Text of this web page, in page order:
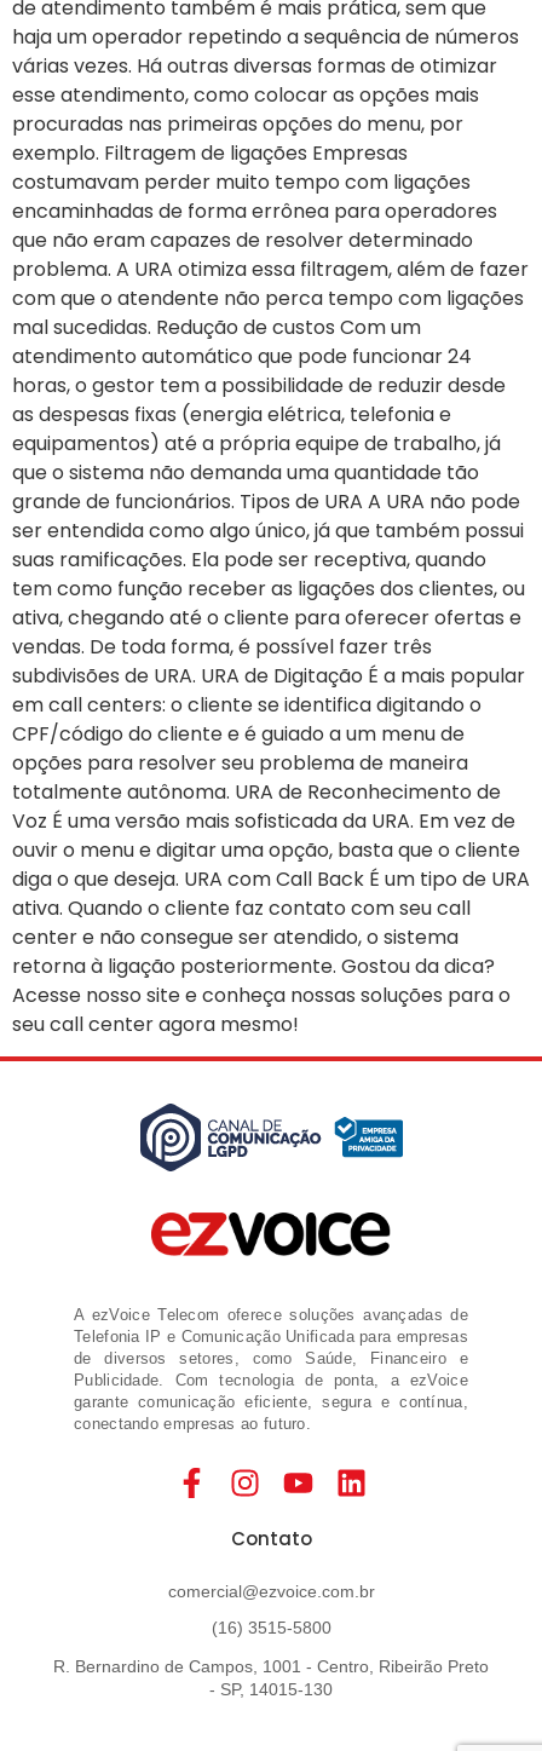
de atendimento também é mais prática, sem que
haja um operador repetindo a sequência de números
várias vezes. Há outras diversas formas de otimizar
esse atendimento, como colocar as opções mais
procuradas nas primeiras opções do menu, por
exemplo. Filtragem de ligações Empresas
costumavam perder muito tempo com ligações
encaminhadas de forma errônea para operadores
que não eram capazes de resolver determinado
problema. A URA otimiza essa filtragem, além de fazer
com que o atendente não perca tempo com ligações
mal sucedidas. Redução de custos Com um
atendimento automático que pode funcionar 24
horas, o gestor tem a possibilidade de reduzir desde
as despesas fixas (energia elétrica, telefonia e
equipamentos) até a própria equipe de trabalho, já
que o sistema não demanda uma quantidade tão
grande de funcionários. Tipos de URA A URA não pode
ser entendida como algo único, já que também possui
suas ramificações. Ela pode ser receptiva, quando
tem como função receber as ligações dos clientes, ou
ativa, chegando até o cliente para oferecer ofertas e
vendas. De toda forma, é possível fazer três
subdivisões de URA. URA de Digitação É a mais popular
em call centers: o cliente se identifica digitando o
CPF/código do cliente e é guiado a um menu de
opções para resolver seu problema de maneira
totalmente autônoma. URA de Reconhecimento de
Voz É uma versão mais sofisticada da URA. Em vez de
ouvir o menu e digitar uma opção, basta que o cliente
diga o que deseja. URA com Call Back É um tipo de URA
ativa. Quando o cliente faz contato com seu call
center e não consegue ser atendido, o sistema
retorna à ligação posteriormente. Gostou da dica?
Acesse nosso site e conheça nossas soluções para o
seu call center agora mesmo!
A ezVoice Telecom oferece soluções avançadas de
Telefonia IP e Comunicação Unificada para empresas
de diversos setores, como Saúde, Financeiro e
Publicidade. Com tecnologia de ponta, a ezVoice
garante comunicação eficiente, segura e contínua,
conectando empresas ao futuro.
Contato
comercial@ezvoice.com.br
(16) 3515-5800
R. Bernardino de Campos, 1001 - Centro, Ribeirão Preto
- SP, 14015-130